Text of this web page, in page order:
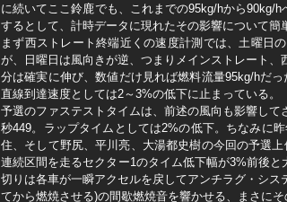
に続いてここ鈴鹿でも、これまでの95kg/hから90kg/
するとして、計時データに現れたその影響について簡
まず西ストレート終端近くの速度計測では、土曜日
が、日曜日は風向きが逆、つまりメインストレート
分は確実に伸び、数値だけ見れば燃料流量95kg/hだ
直線到達速度としては2～3%の低下に止まっている。
予選のファステストタイムは、前述の風向も影響し
秒449。ラップタイムとしては2%の低下。ちなみに
住、そして野尻、平川亮、大湯都史樹の今回の予選
連続区間を走るセクター1のタイム低下幅が3%前後
切りは各車が一瞬アクセルを戻してアンチラグ・シ
てから燃焼させる)の間歇燃焼音を響かせる、まさに